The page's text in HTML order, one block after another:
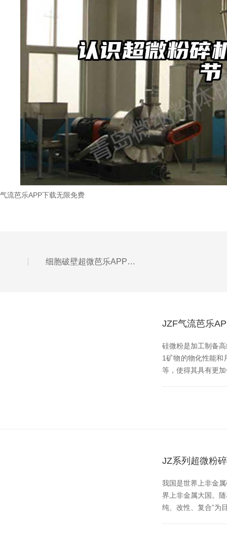
气流芭乐APP下载无限免费
细胞破壁超微芭乐APP下载无限免费主要优点概述
JZF气流芭乐
硅微粉是加工制备高
1矿物的物化性能和用
等，使得其具有更加
JZ系列超微粉
我国是世界上非金属
界上非金属大国。
纯、改性、复合”